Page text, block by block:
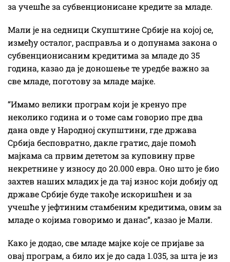
за учешће за субвенционисане кредите за младе.
Мали је на седници Скупштине Србије на којој се,
између осталог, расправља и о допунама закона о
субвенционисаним кредитима за младе до 35
година, казао да је доношење те уредбе важно за
све младе, поготову за младе мајке.
“Имамо велики програм који је кренуо пре
неколико година и о томе сам говорио пре два
дана овде у Народној скупштини, где држава
Србија бесповратно, дакле гратис, даје помоћ
мајкама са првим дететом за куповину прве
некретнине у износу до 20.000 евра. Оно што је био
захтев наших младих је да тај износ који добију од
државе Србије буде такође искоришћен и за
учешће у јефтиним стамбеним кредитима, овим за
младе о којима говоримо и данас”, казао је Мали.
Како је додао, све младе мајке које се пријаве за
овај програм, а било их је до сада 1.035, за шта је из